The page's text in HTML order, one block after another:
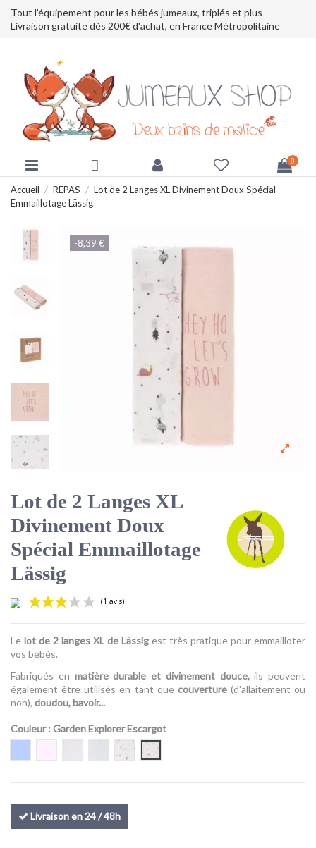
Tout l’équipement pour les bébés jumeaux, triplés et plus
Livraison gratuite dès 200€ d'achat, en France Métropolitaine
0
Accueil REPAS
Lot de 2 Langes XL Divinement Doux Spécial
Emmaillotage Lässig
-8,39 €
Lot de 2 Langes XL
Divinement Doux
Spécial Emmaillotage
Lässig
Le lot de 2 langes XL de Lässig est très pratique pour emmailloter
vos bébés.
Fabriqués en matière durable et divinement douce,ils peuvent
également être utilisés en tant quecouverture(d'allaitement ou
non), doudou, bavoir...
Couleur: Garden Explorer Escargot
Lela Rose Clair
Lela Bleu Clair
Garden Explorer Tracteur
Garden Explorer Escargot
Livraison en 24 / 48h